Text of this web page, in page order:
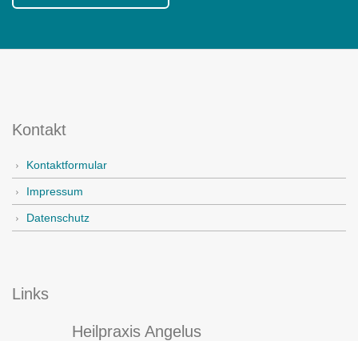
Kontakt
Kontaktformular
Impressum
Datenschutz
Links
Heilpraxis Angelus